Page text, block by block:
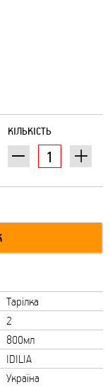
КІЛЬКІСТЬ
Тарілка
2
800мл
IDILIA
Україна